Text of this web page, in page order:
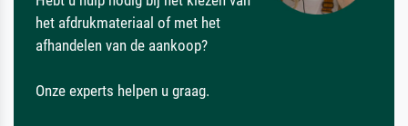
het afdrukmateriaal of met het
afhandelen van de aankoop?
Onze experts helpen u graag.